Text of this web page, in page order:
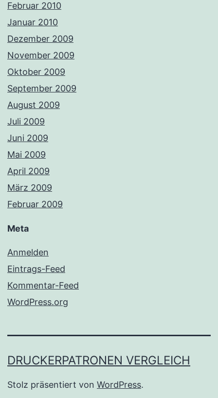
Februar 2010
Januar 2010
Dezember 2009
November 2009
Oktober 2009
September 2009
August 2009
Juli 2009
Juni 2009
Mai 2009
April 2009
März 2009
Februar 2009
Meta
Anmelden
Eintrags-Feed
Kommentar-Feed
WordPress.org
DRUCKERPATRONEN VERGLEICH
Stolz präsentiert von WordPress.